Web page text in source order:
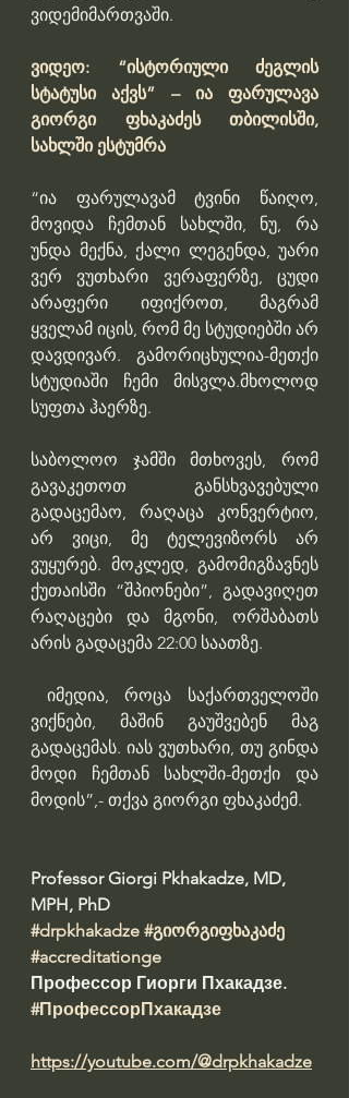
ვიდემიმართვაში.
ვიდეო: “ისტორიული ძეგლის
სტატუსი აქვს” – ია ფარულავა
გიორგი ფხაკაძეს თბილისში,
სახლში ესტუმრა
“ია ფარულავამ ტვინი წაიღო,
მოვიდა ჩემთან სახლში, ნუ, რა
უნდა მექნა, ქალი ლეგენდა, უარი
ვერ ვუთხარი ვერაფერზე, ცუდი
არაფერი იფიქროთ, მაგრამ
ყველამ იცის, რომ მე სტუდიებში არ
დავდივარ. გამორიცხულია-მეთქი
სტუდიაში ჩემი მისვლა.მხოლოდ
სუფთა ჰაერზე.
საბოლოო ჯამში მთხოვეს, რომ
გავაკეთოთ განსხვავებული
გადაცემაო, რაღაცა კონვერტიო,
არ ვიცი, მე ტელევიზორს არ
ვუყურებ. მოკლედ, გამომიგზავნეს
ქუთაისში “შპიონები”, გადავიღეთ
რაღაცები და მგონი, ორშაბათს
არის გადაცემა 22:00 საათზე.
ვიქნები, მაშინ გაუშვებენ მაგ
გადაცემას. იას ვუთხარი, თუ გინდა
მოდი ჩემთან სახლში-მეთქი და
მოდის”,- თქვა გიორგი ფხაკაძემ.
Professor Giorgi Pkhakadze, MD,
MPH, PhD
#drpkhakadze #გიორგიფხაკაძე
#accreditationge
Профессор Гиорги Пхакадзе.
#ПрофессорПхакадзе
https://youtube.com/@drpkhakadze